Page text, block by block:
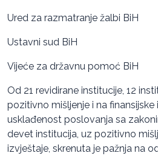
Ured za razmatranje žalbi BiH
Ustavni sud BiH
Vijeće za državnu pomoć BiH
Od 21 revidirane institucije, 12
pozitivno mišljenje i na finansijske
usklađenost poslovanja sa
devet institucija, uz pozitivno
izvještaje, skrenuta je pažnja na